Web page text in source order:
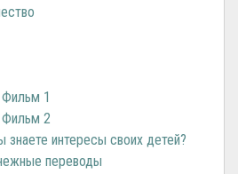
1
2
интересы своих детей?
переводы